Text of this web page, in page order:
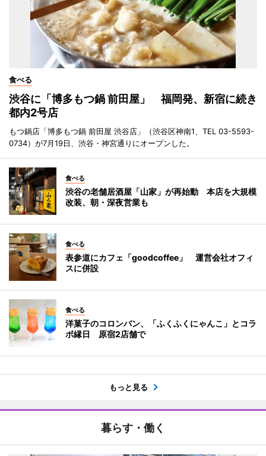
食べる
渋谷に「博多もつ鍋 前田屋」 福岡発、新宿に続き
都内2号店
もつ鍋店「博多もつ鍋 前田屋 渋谷店」（渋谷区神南1、TEL 03-5593-
0734）が7月19日、渋谷・神宮通りにオープンした。
食べる
渋谷の老舗居酒屋「山家」が再始動 本店を大規模
改装、朝・深夜営業も
食べる
表参道にカフェ「goodcoffee」 運営会社オフィ
スに併設
食べる
洋菓子のコロンバン、「ふくふくにゃんこ」とコラ
ボ縁日 原宿2店舗で
もっと見る
暮らす・働く